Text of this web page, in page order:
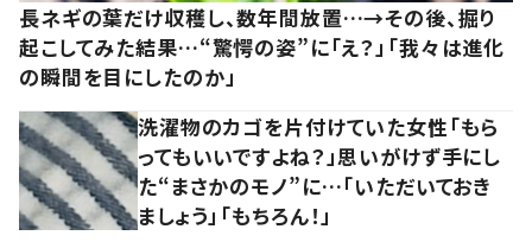
長ネギの葉だけ収穫し、数年間放置…→その後、掘り
起こしてみた結果…“驚愕の姿”に「え？」「我々は進化
の瞬間を目にしたのか」
洗濯物のカゴを片付けていた女性「もら
ってもいいですよね？」思いがけず手にし
た“まさかのモノ”に…「いただいておき
ましょう」「もちろん！」